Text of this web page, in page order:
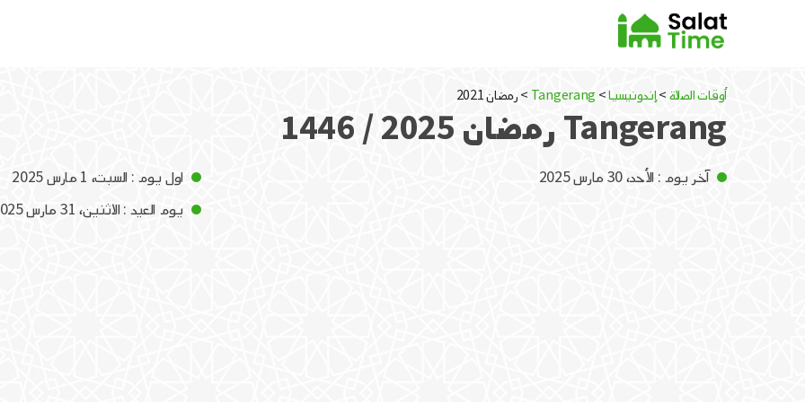
أوقات الصلاة >إندونيسيا>
Tangerang > رمضان 2021
Tangerang رمضان 2025 / 1446
اول يوم : السبت، 1 مارس 2025
آخر يوم : الأحد، 30 مارس 2025
يوم العيد : الاثنين، 31 مارس 2025